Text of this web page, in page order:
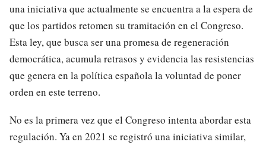
una iniciativa que actualmente se encuentra a la espera de
que los partidos retomen su tramitación en el Congreso.
Esta ley, que busca ser una promesa de regeneración
democrática, acumula retrasos y evidencia las resistencias
que genera en la política española la voluntad de poner
orden en este terreno.
No es la primera vez que el Congreso intenta abordar esta
regulación. Ya en 2021 se registró una iniciativa similar,